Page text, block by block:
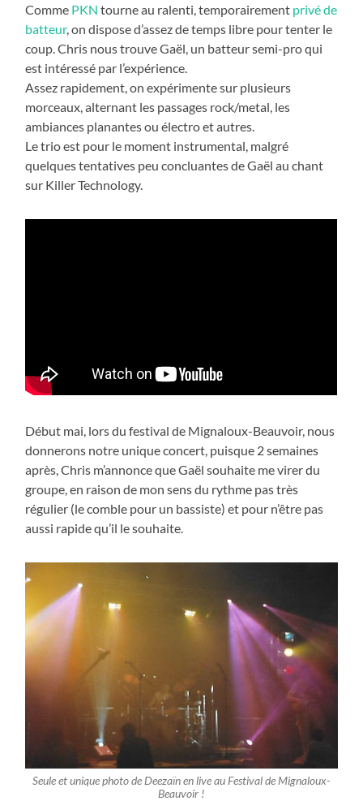
Comme PKN tourne au ralenti, temporairement privé de
batteur, on dispose d’assez de temps libre pour tenter le
coup. Chris nous trouve Gaël, un batteur semi-pro qui
est intéressé par l’expérience.
Assez rapidement, on expérimente sur plusieurs
morceaux, alternant les passages rock/metal, les
ambiances planantes ou électro et autres.
Le trio est pour le moment instrumental, malgré
quelques tentatives peu concluantes de Gaël au chant
sur Killer Technology.
Début mai, lors du festival de Mignaloux-Beauvoir, nous
donnerons notre unique concert, puisque 2 semaines
après, Chris m’annonce que Gaël souhaite me virer du
groupe, en raison de mon sens du rythme pas très
régulier (le comble pour un bassiste) et pour n’être pas
aussi rapide qu’il le souhaite.
Seule et unique photo de Deezaïn en live au Festival de Mignaloux-
Beauvoir !